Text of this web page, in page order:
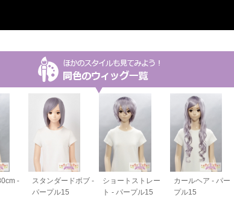
-
スタンダードボブ -
パープル15
ショートストレー
ト - パープル15
カールヘア - パー
プル15